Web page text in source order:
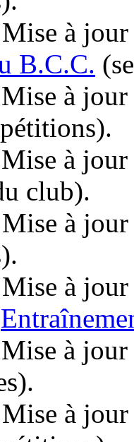
à
B.C.C.
à
à
club).
à
à
à
à